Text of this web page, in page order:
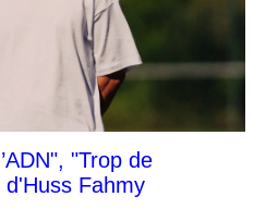
"Trop de
Fahmy